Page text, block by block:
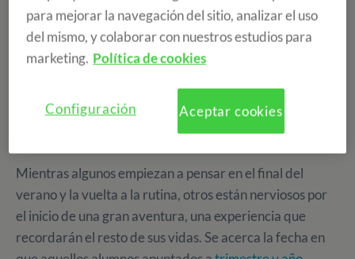
Mientras algunos empiezan a pensar en el final del
verano y la vuelta a la rutina, otros están nerviosos por
el inicio de una gran aventura, una experiencia que
recordarán el resto de sus vidas. Se acerca la fecha en
para mejorar la navegación del sitio, analizar el uso
del mismo, y colaborar con nuestros estudios para
marketing. Política de cookies
Aceptar cookies
Configuración